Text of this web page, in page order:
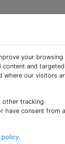
Les
avec
Quoi?
de logiciels de
pouvais
your browsing
content and targeted
where our visitors
other tracking
have consent from a
policy.